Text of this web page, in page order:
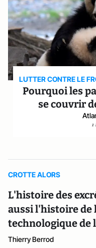
LUTTER CONTRE LE
Pourquoi les
se couvrir
1
CROTTE ALORS
L'histoire des
aussi l'histoire
technologique de
Thierry Berrod